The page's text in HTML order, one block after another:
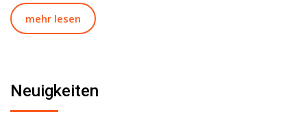
mehr lesen
Neuigkeiten